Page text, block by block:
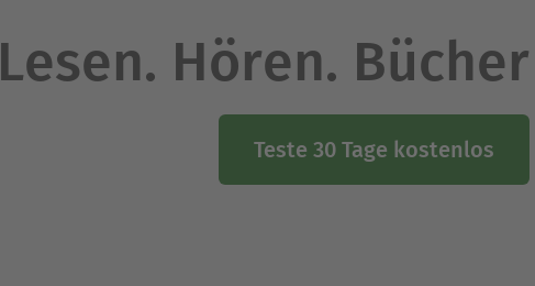
Lesen. Hören.
Teste 30 Tage kostenlos